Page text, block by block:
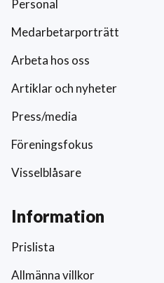
Personal
Medarbetarporträtt
Arbeta hos oss
Artiklar och nyheter
Press/media
Föreningsfokus
Visselblåsare
Information
Prislista
Allmänna villkor